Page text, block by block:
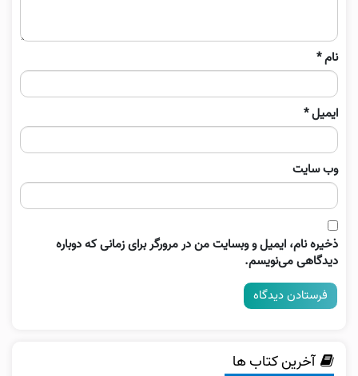
نام*
ایمیل*
وب‌ سایت
ذخیره نام، ایمیل و وبسایت من در مرورگر برای زمانی که دوباره
دیدگاهی می‌نویسم.
آخرین کتاب ها